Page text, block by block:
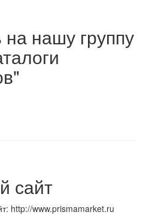
нашу группу
сайт
http://www.prismamarket.ru